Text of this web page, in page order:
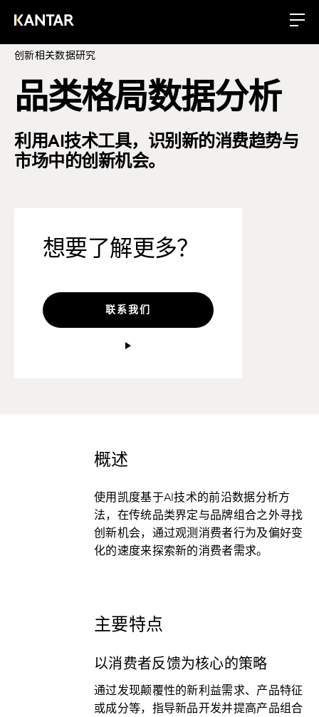
创新相关数据研究
品类格局数据分析
利用AI技术工具，识别新的消费趋势与
市场中的创新机会。
想要了解更多？
联系我们
概述
使用凯度基于AI技术的前沿数据分析方
法，在传统品类界定与品牌组合之外寻找
创新机会，通过观测消费者行为及偏好变
化的速度来探索新的消费者需求。
主要特点
以消费者反馈为核心的策略
通过发现颠覆性的新利益需求、产品特征
或成分等，指导新品开发并提高产品组合